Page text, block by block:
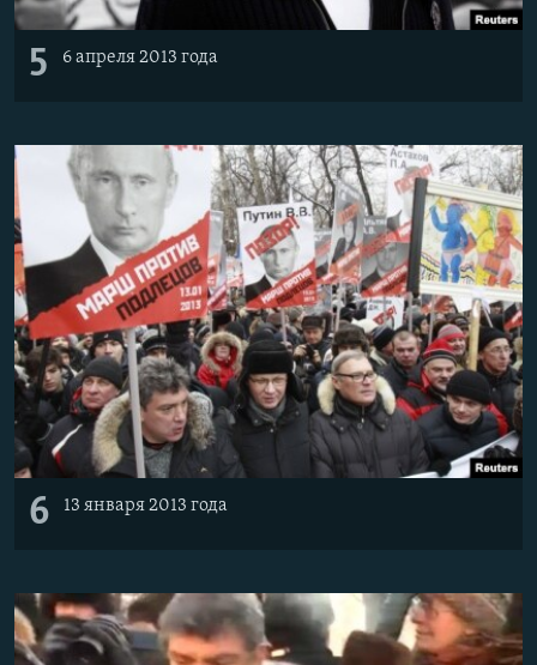
5 6 апреля 2013 года
6 13 января 2013 года